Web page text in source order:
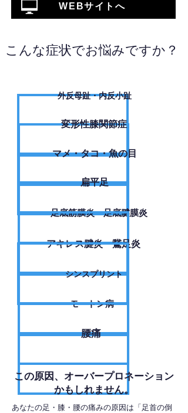
WEBサイトへ
こんな症状でお悩みですか？
外反母趾・内反小趾
変形性膝関節症
​マメ・タコ・魚の目
扁平足
足底筋膜炎・足底腱膜炎
アキレス腱炎・鵞足炎
シンスプリント
モートン病
腰痛
​この原因、オーバープロネーション
かもしれません。
あなたの足・膝・腰の痛みの原因は「足首の倒